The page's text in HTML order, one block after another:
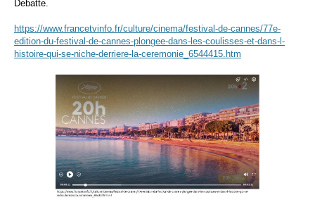
Debatte.
https://www.francetvinfo.fr/culture/cinema/festival-de-cannes/77e-
edition-du-festival-de-cannes-plongee-dans-les-coulisses-et-dans-l-
histoire-qui-se-niche-derriere-la-ceremonie_6544415.htm